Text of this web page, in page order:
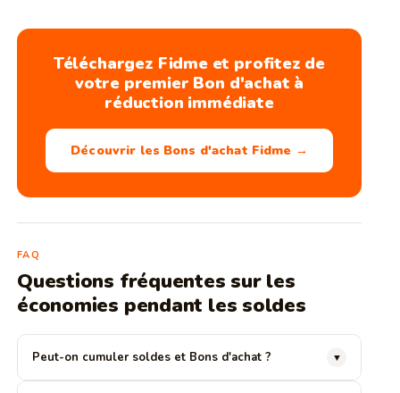
Téléchargez Fidme et profitez de
votre premier Bon d'achat à
réduction immédiate
Découvrir les Bons d'achat Fidme →
FAQ
Questions fréquentes sur les
économies pendant les soldes
Peut-on cumuler soldes et Bons d'achat ? ▼